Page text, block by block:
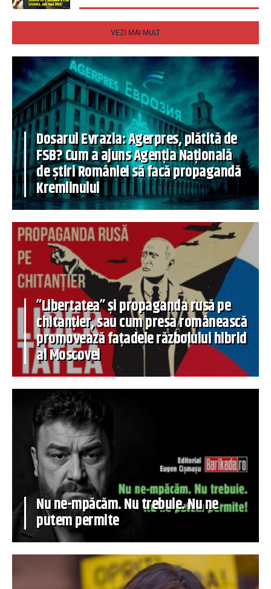
VEZI MAI MULT
Dosarul Evrazia: Agerpres, plătită de
FSB? Cum a ajuns Agenția Națională
de știri României să facă propagandă
Kremlinului
”Libertatea” și propaganda rusă pe
chitanțier, sau cum presa românească
promovează fațadele războiului hibrid
al Moscovei
Nu ne-mpăcăm. Nu trebuie. Nu ne
putem permite